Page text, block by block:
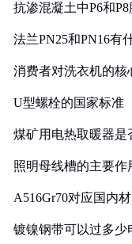
抗渗混凝土中P6和
法兰PN25和PN16有
消费者对洗衣机的核
U型螺栓的国家标准
煤矿用电热取暖器是
照明母线槽的主要作
A516Gr70对应国内
镀镍钢带可以过多少